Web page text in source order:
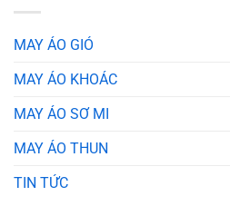
MAY ÁO GIÓ
MAY ÁO KHOÁC
MAY ÁO SƠ MI
MAY ÁO THUN
TIN TỨC